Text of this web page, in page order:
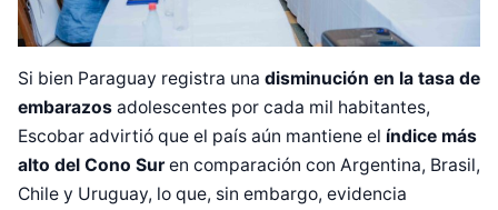
Si bien Paraguay registra una disminución en la tasa de
embarazos adolescentes por cada mil habitantes,
Escobar advirtió que el país aún mantiene el índice más
alto del Cono Suren comparación con Argentina, Brasil,
Chile y Uruguay, lo que, sin embargo, evidencia